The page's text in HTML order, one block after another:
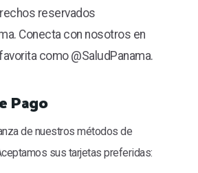
reservados
Conecta con nosotros en
como @SaludPanama.
Pago
de nuestros métodos de
sus tarjetas preferidas: